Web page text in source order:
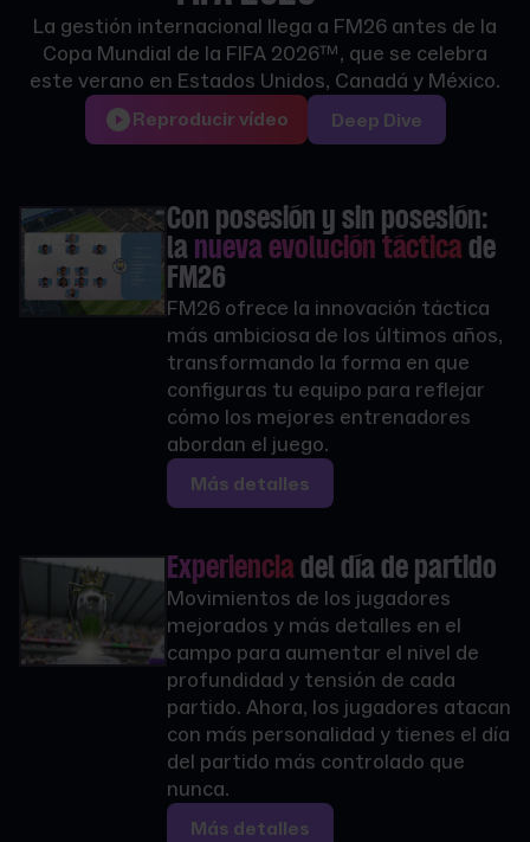
La gestión internacional llega a FM26 antes de la
Copa Mundial de la FIFA 2026™, que se celebra
este verano en Estados Unidos, Canadá y México.
Reproducir vídeo Deep Dive
Con posesión y sin posesión:
la nueva evolución tácticade
FM26
FM26 ofrece la innovación táctica
más ambiciosa de los últimos años,
transformando la forma en que
configuras tu equipo para reflejar
cómo los mejores entrenadores
abordan el juego.
Más detalles
Experienciadel día de partido
Movimientos de los jugadores
mejorados y más detalles en el
campo para aumentar el nivel de
profundidad y tensión de cada
partido. Ahora, los jugadores atacan
con más personalidad y tienes el día
del partido más controlado que
nunca.
Más detalles